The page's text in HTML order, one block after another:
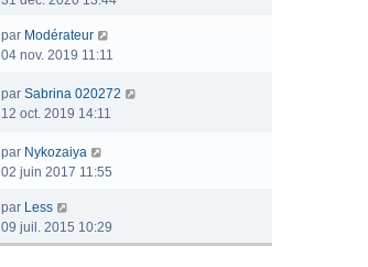
par Modérateur
04 nov. 2019 11:11
par Sabrina 020272
12 oct. 2019 14:11
par Nykozaiya
02 juin 2017 11:55
par Less
09 juil. 2015 10:29